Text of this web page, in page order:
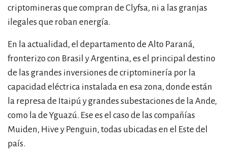
criptomineras que compran de Clyfsa, ni a las granjas
ilegales que roban energía.
En la actualidad, el departamento de Alto Paraná,
fronterizo con Brasil y Argentina, es el principal destino
de las grandes inversiones de criptominería por la
capacidad eléctrica instalada en esa zona, donde están
la represa de Itaipú y grandes subestaciones de la Ande,
como la de Yguazú. Ese es el caso de las compañías
Muiden, Hive y Penguin, todas ubicadas en el Este del
país.